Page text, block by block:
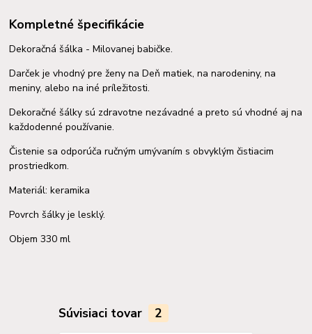
Kompletné špecifikácie
Dekoračná šálka - Milovanej babičke.
Darček je vhodný pre ženy na Deň matiek, na narodeniny, na
meniny, alebo na iné príležitosti.
Dekoračné šálky sú zdravotne nezávadné a preto sú vhodné aj na
každodenné používanie.
Čistenie sa odporúča ručným umývaním s obvyklým čistiacim
prostriedkom.
Materiál: keramika
Povrch šálky je lesklý.
Objem 330 ml
Súvisiaci tovar 2